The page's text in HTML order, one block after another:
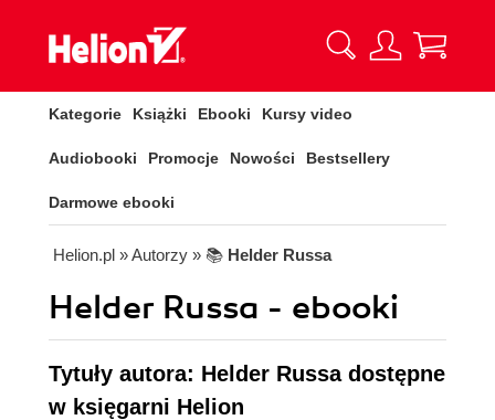
Kategorie Książki Ebooki Kursy video
Audiobooki Promocje Nowości Bestsellery
Darmowe ebooki
Helion.pl » Autorzy » 📚 Helder Russa
Helder Russa - ebooki
Tytuły autora: Helder Russa dostępne
w księgarni Helion